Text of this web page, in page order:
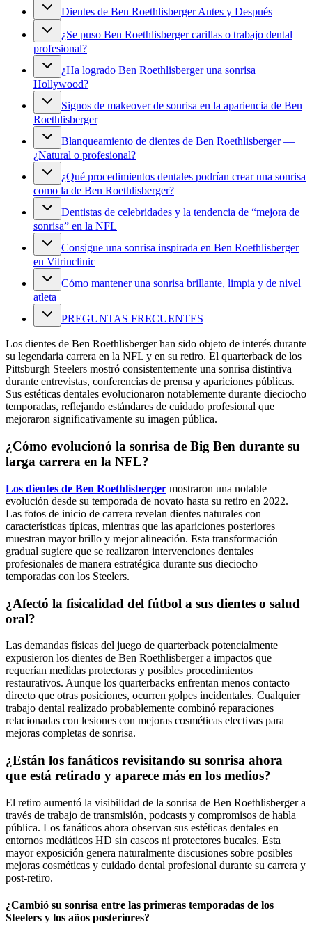
Dientes de Ben Roethlisberger Antes y Después
¿Se puso Ben Roethlisberger carillas o trabajo dental
profesional?
¿Ha logrado Ben Roethlisberger una sonrisa
Hollywood?
Signos de makeover de sonrisa en la apariencia de Ben
Roethlisberger
Blanqueamiento de dientes de Ben Roethlisberger —
¿Natural o profesional?
¿Qué procedimientos dentales podrían crear una sonrisa
como la de Ben Roethlisberger?
Dentistas de celebridades y la tendencia de “mejora de
sonrisa” en la NFL
Consigue una sonrisa inspirada en Ben Roethlisberger
en Vitrinclinic
Cómo mantener una sonrisa brillante, limpia y de nivel
atleta
PREGUNTAS FRECUENTES
Los dientes de Ben Roethlisberger han sido objeto de interés durante
su legendaria carrera en la NFL y en su retiro. El quarterback de los
Pittsburgh Steelers mostró consistentemente una sonrisa distintiva
durante entrevistas, conferencias de prensa y apariciones públicas.
Sus estéticas dentales evolucionaron notablemente durante dieciocho
temporadas, reflejando estándares de cuidado profesional que
mejoraron significativamente su imagen pública.
¿Cómo evolucionó la sonrisa de Big Ben durante su
larga carrera en la NFL?
Los dientes de Ben Roethlisberger mostraron una notable
evolución desde su temporada de novato hasta su retiro en 2022.
Las fotos de inicio de carrera revelan dientes naturales con
características típicas, mientras que las apariciones posteriores
muestran mayor brillo y mejor alineación. Esta transformación
gradual sugiere que se realizaron intervenciones dentales
profesionales de manera estratégica durante sus dieciocho
temporadas con los Steelers.
¿Afectó la fisicalidad del fútbol a sus dientes o salud
oral?
Las demandas físicas del juego de quarterback potencialmente
expusieron los dientes de Ben Roethlisberger a impactos que
requerían medidas protectoras y posibles procedimientos
restaurativos. Aunque los quarterbacks enfrentan menos contacto
directo que otras posiciones, ocurren golpes incidentales. Cualquier
trabajo dental realizado probablemente combinó reparaciones
relacionadas con lesiones con mejoras cosméticas electivas para
mejoras completas de sonrisa.
¿Están los fanáticos revisitando su sonrisa ahora
que está retirado y aparece más en los medios?
El retiro aumentó la visibilidad de la sonrisa de Ben Roethlisberger a
través de trabajo de transmisión, podcasts y compromisos de habla
pública. Los fanáticos ahora observan sus estéticas dentales en
entornos mediáticos HD sin cascos ni protectores bucales. Esta
mayor exposición genera naturalmente discusiones sobre posibles
mejoras cosméticas y cuidado dental profesional durante su carrera y
post-retiro.
¿Cambió su sonrisa entre las primeras temporadas de los
Steelers y los años posteriores?